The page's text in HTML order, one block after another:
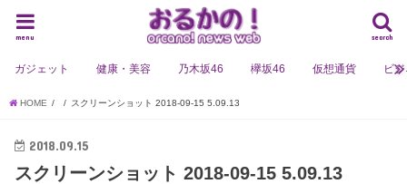
search
menu
ガジェット 健康・美容 乃木坂46 欅坂46 仮想通貨 ビ
HOME スクリーンショット 2018-09-15 5.09.13
2018.09.15
スクリーンショット 2018-09-15 5.09.13